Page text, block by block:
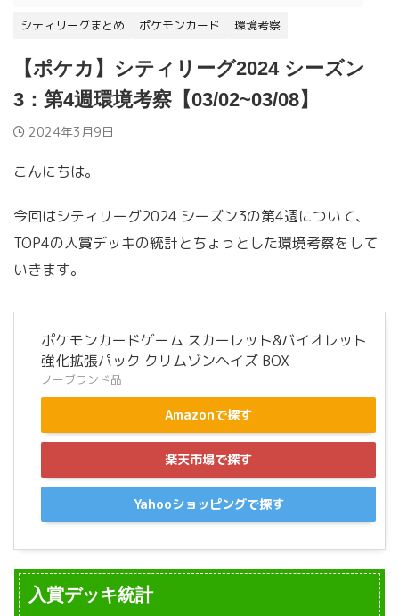
シティリーグまとめ
ポケモンカード 環境考察
【ポケカ】シティリーグ2024 シーズン
3：第4週環境考察【03/02~03/08】
2024年3月9日
こんにちは。
今回はシティリーグ2024 シーズン3の第4週について、
TOP4の入賞デッキの統計とちょっとした環境考察をして
いきます。
ポケモンカードゲーム スカーレット&バイオレット
強化拡張パック クリムゾンヘイズ BOX
ノーブランド品
Amazonで探す
楽天市場で探す
Yahooショッピングで探す
入賞デッキ統計